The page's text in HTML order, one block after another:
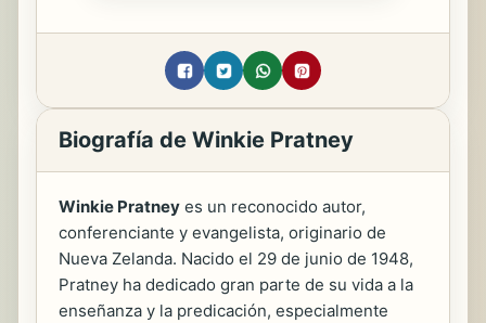
Biografía de Winkie Pratney
Winkie Pratney es un reconocido autor,
conferenciante y evangelista, originario de
Nueva Zelanda. Nacido el 29 de junio de 1948,
Pratney ha dedicado gran parte de su vida a la
enseñanza y la predicación, especialmente